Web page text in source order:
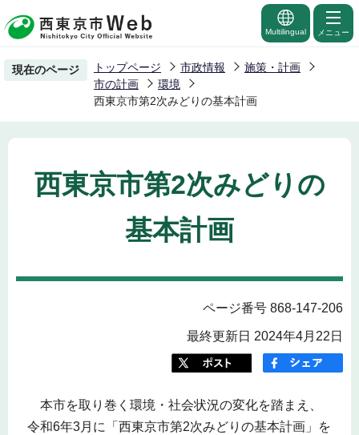
の
ー
の
先
Multilingual メニュー
現在のページ トップページ 市政情報
施策・計画
市の計画
環境
西東京市第2次みどりの基本計画
西東京市第2次みどりの
基本計画
ページ番号 868-147-206
最終更新日 2024年4月22日
本市を取り巻く環境・社会状況の変化を踏まえ、
令和6年3月に「西東京市第2次みどりの基本計画」を